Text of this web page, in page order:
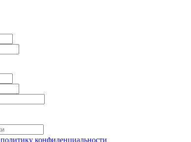
политику конфиденциальности